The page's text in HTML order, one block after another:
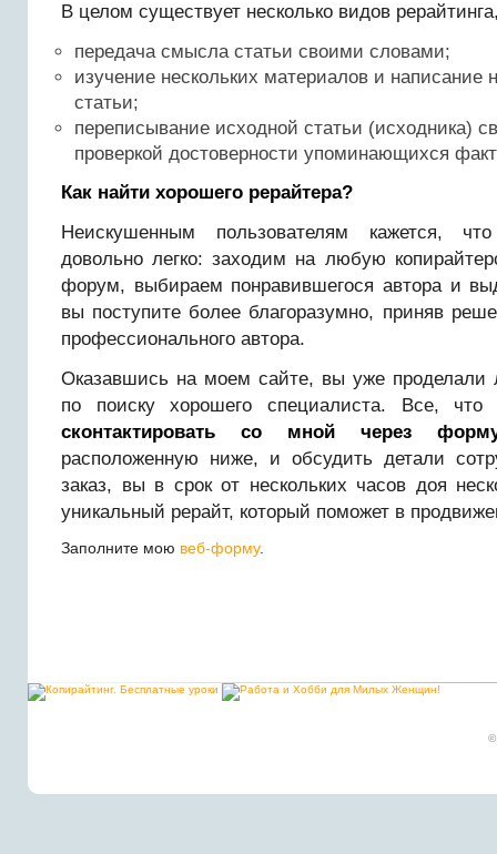
В целом существует несколько видов
передача смысла статьи своими словами;
изучение нескольких материалов и написание
статьи;
переписывание исходной статьи (исходника)
проверкой достоверности упоминающихся
Как найти хорошего рерайтера?
Неискушенным пользователям кажется, что
довольно легко: заходим на любую
форум, выбираем понравившегося автора и
вы поступите более благоразумно, приняв
профессионального автора.
Оказавшись на моем сайте, вы уже
по поиску хорошего специалиста. Все,
сконтактировать со мной через
расположенную ниже, и обсудить детали
заказ, вы в срок от нескольких часов доя
уникальный рерайт, который поможет в
Заполните мою веб-форму.
©